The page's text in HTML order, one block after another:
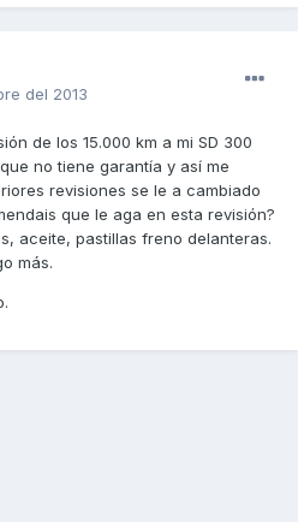
del 2013
de los 15.000 km a mi SD 300
no tiene garantía y así me
revisiones se le a cambiado
que le aga en esta revisión?
aceite, pastillas freno delanteras.
más.